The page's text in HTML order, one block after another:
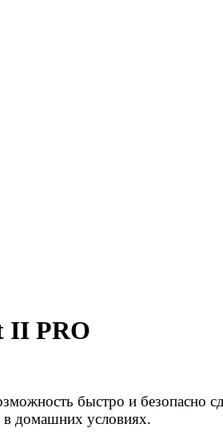
II PRO
быстро и безопасно
в домашних условиях.